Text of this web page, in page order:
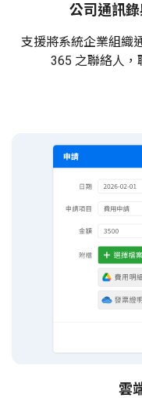
公司通訊
支援將系統企業組織
365 之聯絡人，
雲